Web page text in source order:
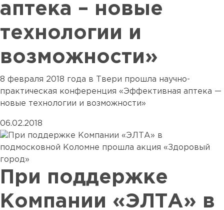
аптека – новые
технологии и
возможности»
8 февраля 2018 года в Твери прошла научно-
практическая конференция «Эффективная аптека —
новые технологии и возможности»
06.02.2018
При поддержке
Компании «ЭЛТА» в